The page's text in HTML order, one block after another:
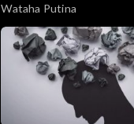
Wataha Putina